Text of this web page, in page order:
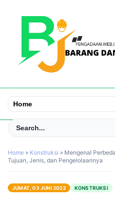
Home » Konstruksi » Mengenal
Tujuan, Jenis, dan Pengelolaannya
JUMAT, 03 JUNI 2022 KONSTRUKSI